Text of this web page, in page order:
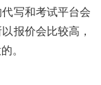
写和考试平台会
报价会比较高，
。